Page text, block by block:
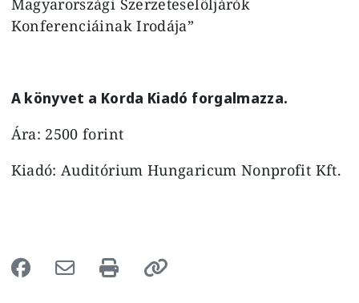
Konferenciáinak Irodája”
A könyvet a Korda Kiadó forgalmazza.
Ára: 2500 forint
Kiadó: Auditórium Hungaricum Nonprofit Kft.